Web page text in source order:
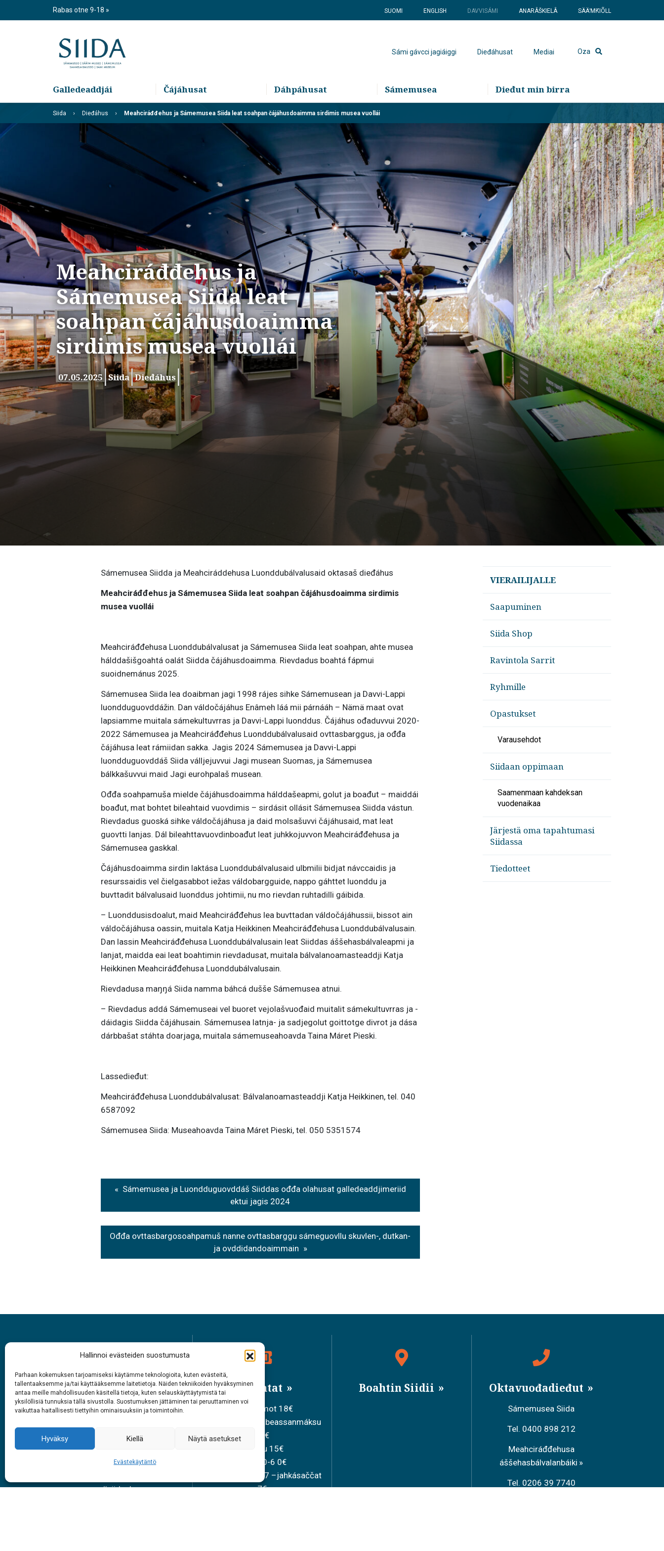
Hallinnoi evästeiden suostumusta
Parhaan kokemuksen tarjoamiseksi käytämme teknologioita, kuten evästeitä,
tallentaaksemme ja/tai käyttääksemme laitetietoja. Näiden tekniikoiden hyväksyminen
antaa meille mahdollisuuden käsitellä tietoja, kuten selauskäyttäytymistä tai
yksilöllisiä tunnuksia tällä sivustolla. Suostumuksen jättäminen tai peruuttaminen voi
vaikuttaa haitallisesti tiettyihin ominaisuuksiin ja toimintoihin.
Hyväksy Kiellä Näytä asetukset
Evästekäytäntö
Rabas otne 9-18 SUOMI ENGLISH DAVVISÁMI ANARÂŠKIELÂ SÄÄʹMǨIÕLL
Sámi gávcci jagiáiggi Dieđáhusat Mediai Oza
Galledeaddjái Čájáhusat Dáhpáhusat Sámemusea Dieđut min birra
Siida Dieđáhus Meahciráđđehus ja Sámemusea Siida leat soahpan čájáhusdoaimma sirdimis musea vuollái
Meahciráđđehus ja
Sámemusea Siida leat
soahpan čájáhusdoaimma
sirdimis musea vuollái
07.05.2025 Siida Dieđáhus
Sámemusea Siidda ja Meahciráddehusa Luonddubálvalusaid oktasaš dieđáhus
Meahciráđđehus ja Sámemusea Siida leat soahpan čájáhusdoaimma sirdimis
musea vuollái
Meahciráđđehusa Luonddubálvalusat ja Sámemusea Siida leat soahpan, ahte musea
hálddašišgoahtá oalát Siidda čájáhusdoaimma. Rievdadus boahtá fápmui
suoidnemánus 2025.
Sámemusea Siida lea doaibman jagi 1998 rájes sihke Sámemusean ja Davvi-Lappi
luondduguovddážin. Dan váldočájáhus Enâmeh láá mii párnááh – Nämä maat ovat
lapsiamme muitala sámekultuvrras ja Davvi-Lappi luonddus. Čájáhus ođaduvvui 2020-
2022 Sámemusea ja Meahciráđđehus Luonddubálvalusaid ovttasbarggus, ja ođđa
čájáhusa leat rámiidan sakka. Jagis 2024 Sámemusea ja Davvi-Lappi
luondduguovddáš Siida válljejuvvui Jagi musean Suomas, ja Sámemusea
bálkkašuvvui maid Jagi eurohpalaš musean.
Ođđa soahpamuša mielde čájáhusdoaimma hálddašeapmi, golut ja boađut – maiddái
boađut, mat bohtet bileahtaid vuovdimis – sirdásit ollásit Sámemusea Siidda vástun.
Rievdadus guoská sihke váldočájáhusa ja daid molsašuvvi čájáhusaid, mat leat
guovtti lanjas. Dál bileahttavuovdinboađut leat juhkkojuvvon Meahciráđđehusa ja
Sámemusea gaskkal.
Čájáhusdoaimma sirdin laktása Luonddubálvalusaid ulbmilii bidjat návccaidis ja
resurssaidis vel čielgasabbot iežas váldobargguide, nappo gáhttet luonddu ja
buvttadit bálvalusaid luonddus johtimii, nu mo rievdan ruhtadilli gáibida.
– Luonddusisdoalut, maid Meahciráđđehus lea buvttadan váldočájáhussii, bissot ain
váldočájáhusa oassin, muitala Katja Heikkinen Meahciráđđehusa Luonddubálvalusain.
Dan lassin Meahciráđđehusa Luonddubálvalusain leat Siiddas áššehasbálvaleapmi ja
lanjat, maidda eai leat boahtimin rievdadusat, muitala bálvalanoamasteaddji Katja
Heikkinen Meahciráđđehusa Luonddubálvalusain.
Rievdadusa maŋŋá Siida namma báhcá dušše Sámemusea atnui.
– Rievdadus addá Sámemuseai vel buoret vejolašvuođaid muitalit sámekultuvrras ja -
dáidagis Siidda čájáhusain. Sámemusea latnja- ja sadjegolut goittotge divrot ja dása
dárbbašat stáhta doarjaga, muitala sámemuseahoavda Taina Máret Pieski.
Lassedieđut:
Meahciráđđehusa Luonddubálvalusat: Bálvalanoamasteaddji Katja Heikkinen, tel. 040
6587092
Sámemusea Siida: Museahoavda Taina Máret Pieski, tel. 050 5351574
Post
navigation
Sámemusea ja Luondduguovddáš Siiddas ođđa olahusat galledeaddjimeriid
ektui jagis 2024
Ođđa ovttasbargosoahpamuš nanne ovttasbarggu sámeguovllu skuvlen-, dutkan-
ja ovddidandoaimmain
VIERAILIJALLE
Saapuminen
Siida Shop
Ravintola Sarrit
Ryhmille
Opastukset
Varausehdot
Siidaan oppimaan
Saamenmaan kahdeksan
vuodenaikaa
Järjestä oma tapahtumasi
Siidassa
Tiedotteet
Rabasáiggit
1.6. – 27.9.2026
9 – 18
#siidashop
Bileahtat
Ollesolbmot 18€
Vuoliduvvon sisabeassanmáksu
15€
Joavku 15€
Mánát 0-6 0€
Skuvlamánát 7-17 –jahkásaččat
7€
Boahtin Siidii Oktavuođadieđut
Sámemusea Siida
Tel. 0400 898 212
Meahciráđđehusa
áššehasbálvalanbáiki
Tel. 0206 39 7740